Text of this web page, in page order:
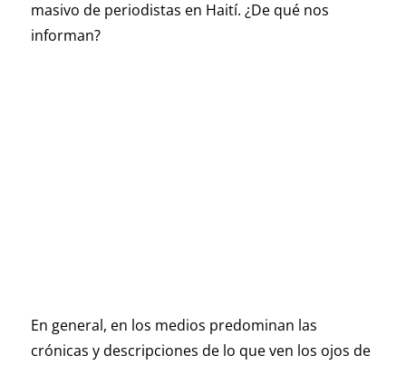
masivo de periodistas en Haití. ¿De qué nos
informan?
En general, en los medios predominan las
crónicas y descripciones de lo que ven los ojos de